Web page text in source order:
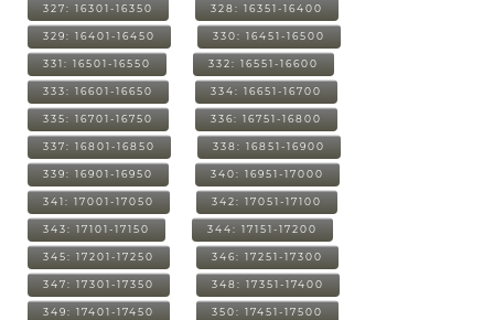
327: 16301-16350 328: 16351-16400
329: 16401-16450 330: 16451-16500
331: 16501-16550 332: 16551-16600
333: 16601-16650 334: 16651-16700
335: 16701-16750 336: 16751-16800
337: 16801-16850 338: 16851-16900
339: 16901-16950 340: 16951-17000
341: 17001-17050 342: 17051-17100
343: 17101-17150 344: 17151-17200
345: 17201-17250 346: 17251-17300
347: 17301-17350 348: 17351-17400
349: 17401-17450 350: 17451-17500